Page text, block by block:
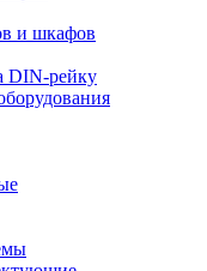
и шкафов
DIN-рейку